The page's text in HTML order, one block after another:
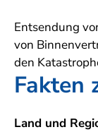
Entsendung
von
den
Fakten
Land und